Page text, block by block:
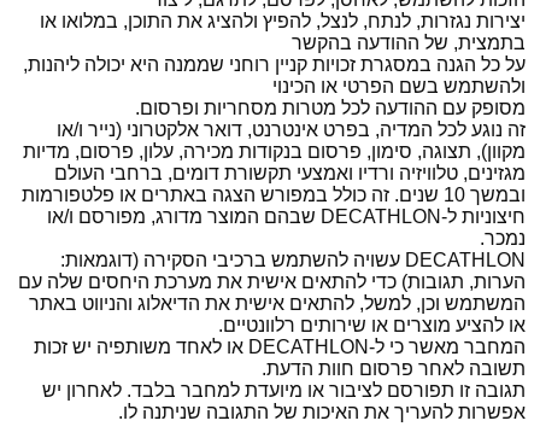
יצירות נגזרות, לנתח, לנצל, להפיץ ולהציג את התוכן, במלואו או
בתמצית, של ההודעה בהקשר
על כל הגנה במסגרת זכויות קניין רוחני שממנה היא יכולה ליהנות,
ולהשתמש בשם הפרטי או הכינוי
מסופק עם ההודעה לכל מטרות מסחריות ופרסום.
זה נוגע לכל המדיה, בפרט אינטרנט, דואר אלקטרוני (נייר ו/או
מקוון), תצוגה, סימון, פרסום בנקודות מכירה, עלון, פרסום, מדיות
מגזינים, טלוויזיה ורדיו ואמצעי תקשורת דומים, ברחבי העולם
ובמשך 10 שנים. זה כולל במפורש הצגה באתרים או פלטפורמות
חיצוניות ל-DECATHLON שבהם המוצר מדורג, מפורסם ו/או
נמכר.
DECATHLON עשויה להשתמש ברכיבי הסקירה (דוגמאות:
הערות, תגובות) כדי להתאים אישית את מערכת היחסים שלה עם
המשתמש וכן, למשל, להתאים אישית את הדיאלוג והניווט באתר
או להציע מוצרים או שירותים רלוונטיים.
המחבר מאשר כי ל-DECATHLON או לאחד משותפיה יש זכות
תשובה לאחר פרסום חוות הדעת.
תגובה זו תפורסם לציבור או מיועדת למחבר בלבד. לאחרון יש
אפשרות להעריך את האיכות של התגובה שניתנה לו.